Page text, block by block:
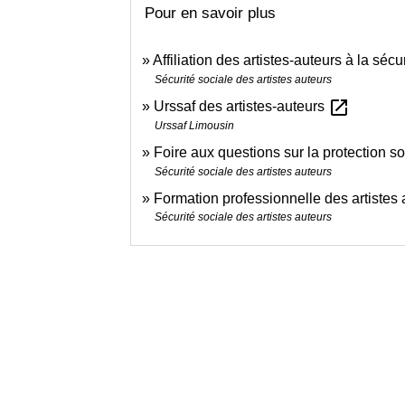
Pour en savoir plus
Affiliation des artistes-auteurs à la
Sécurité sociale des artistes auteurs
Urssaf des artistes-auteurs open_in_new
Urssaf Limousin
Foire aux questions sur la protection
Sécurité sociale des artistes auteurs
Formation professionnelle des artistes
Sécurité sociale des artistes auteurs